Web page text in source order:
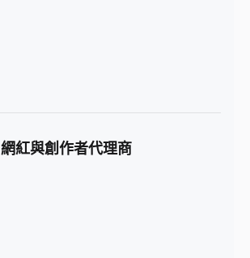
網紅與創作者代理商